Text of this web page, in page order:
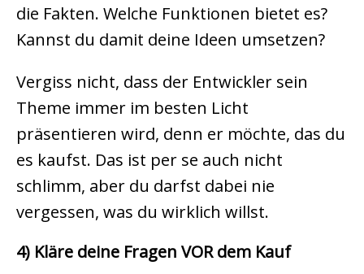
die Fakten. Welche Funktionen bietet es?
Kannst du damit deine Ideen umsetzen?
Vergiss nicht, dass der Entwickler sein
Theme immer im besten Licht
präsentieren wird, denn er möchte, das du
es kaufst. Das ist per se auch nicht
schlimm, aber du darfst dabei nie
vergessen, was du wirklich willst.
4) Kläre deine Fragen VOR dem Kauf